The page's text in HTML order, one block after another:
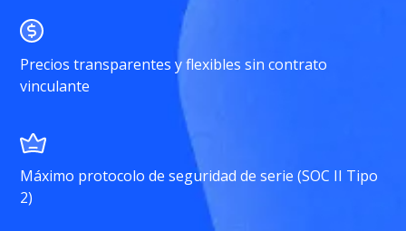
Precios transparentes y flexibles sin contrato
vinculante
Máximo protocolo de seguridad de serie (SOC II Tipo
2)